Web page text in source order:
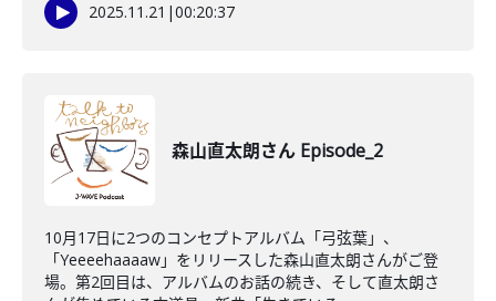
2025.11.21 |00:20:37
森山直太朗さん Episode_2
10月17日に2つのコンセプトアルバム「弓弦葉」、
「Yeeeehaaaaw」をリリースした森山直太朗さんがご登
場。第2回目は、アルバムのお話の続き、そして直太朗さ